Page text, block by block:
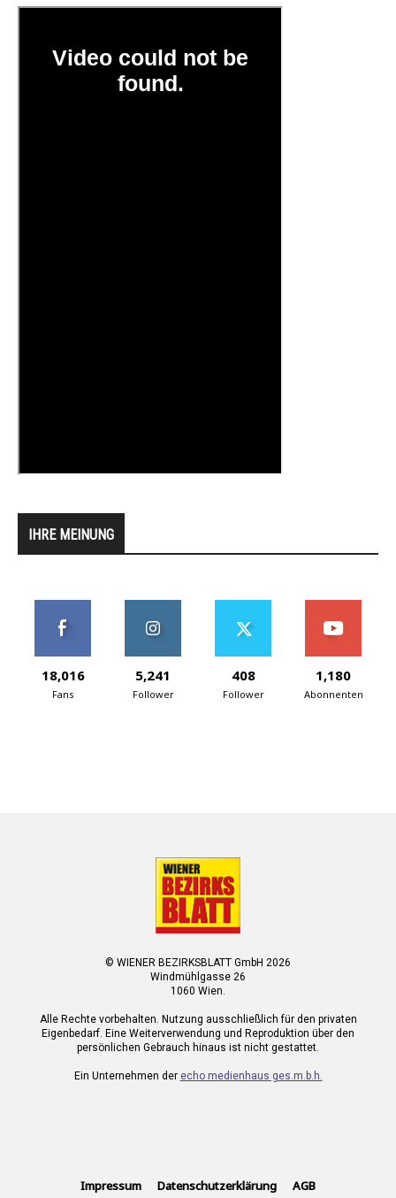
IHRE MEINUNG
18,016
Fans
5,241
Follower
408
Follower
1,180
Abonnenten
© WIENER BEZIRKSBLATT GmbH 2026
Windmühlgasse 26
1060 Wien.
Alle Rechte vorbehalten. Nutzung ausschließlich für den privaten
Eigenbedarf. Eine Weiterverwendung und Reproduktion über den
persönlichen Gebrauch hinaus ist nicht gestattet.
Ein Unternehmen der echo medienhaus ges.m.b.h.
Impressum Datenschutzerklärung AGB